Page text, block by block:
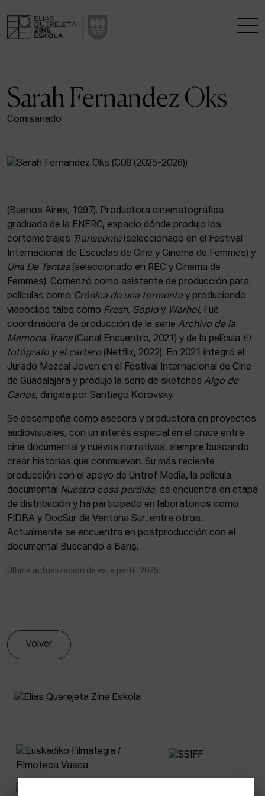
CENTRO DE INVESTIGACIÓN
COMUNIDAD
LA CASA DEL CINE
ACTUALIDAD
Admisión
Intranet
EUS
ESP ENG
Sarah Fernandez Oks
Comisariado
(Buenos Aires, 1997). Productora cinematográfica
graduada de la ENERC, espacio dónde produjo los
cortometrajes Transeúnte(seleccionado en el Festival
Internacional de Escuelas de Cine y Cinema de Femmes) y
Una De Tantas(seleccionado en REC y Cinema de
Femmes). Comenzó como asistente de producción para
películas como Crónica de una tormenta y produciendo
videoclips tales como Fresh, Soplo y Warhol. Fue
coordinadora de producción de la serie Archivo de la
Memoria Trans(Canal Encuentro, 2021) y de la película El
fotógrafo y el cartero (Netflix, 2022). En 2021 integró el
Jurado Mezcal Joven en el Festival Internacional de Cine
de Guadalajara y produjo la serie de sketches Algo de
Carlos, dirigida por Santiago Korovsky.
Se desempeña como asesora y productora en proyectos
audiovisuales, con un interés especial en el cruce entre
cine documental y nuevas narrativas, siempre buscando
crear historias que conmuevan. Su más reciente
producción con el apoyo de Untref Media, la película
documental Nuestra cosa perdida, se encuentra en etapa
de distribución y ha participado en laboratorios como
FIDBA y DocSur de Ventana Sur, entre otros.
Actualmente se encuentra en postproducción con el
documental Buscando a Bariş.
Última actualización de este perfil: 2025
Volver